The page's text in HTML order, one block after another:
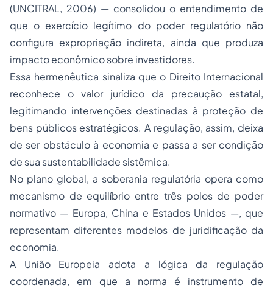
(UNCITRAL, 2006) — consolidou o entendimento de
que o exercício legítimo do poder regulatório não
configura expropriação indireta, ainda que produza
impacto econômico sobre investidores.
Essa hermenêutica sinaliza que o Direito Internacional
reconhece o valor jurídico da precaução estatal,
legitimando intervenções destinadas à proteção de
bens públicos estratégicos. A regulação, assim, deixa
de ser obstáculo à economia e passa a ser condição
de sua sustentabilidade sistêmica.
No plano global, a soberania regulatória opera como
mecanismo de equilíbrio entre três polos de poder
normativo — Europa, China e Estados Unidos —, que
representam diferentes modelos de juridificação da
economia.
A União Europeia adota a lógica da regulação
coordenada, em que a norma é instrumento de